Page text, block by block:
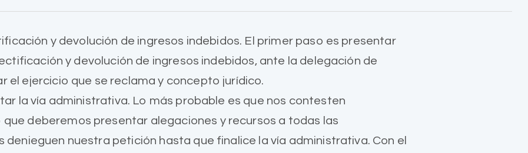
y devolución de ingresos indebidos. El primer paso es presentar
y devolución de ingresos indebidos, ante la delegación de
el ejercicio que se reclama y concepto jurídico.
la vía administrativa. Lo más probable es que nos contesten
deberemos presentar alegaciones y recursos a todas las
denieguen nuestra petición hasta que finalice la vía administrativa. Con el